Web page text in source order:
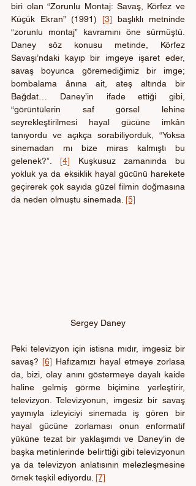
biri olan “Zorunlu Montaj: Savaş, Körfez ve
Küçük Ekran” (1991) [3] başlıklı metninde
“zorunlu montaj” kavramını öne sürmüştü.
Daney söz konusu metinde, Körfez
Savaşı’ndaki kayıp bir imgeye işaret eder,
savaş boyunca göremediğimiz bir imge;
bombalama ânına ait, ateş altında bir
Bağdat… Daney’in ifade ettiği gibi,
“görüntülerin saf görsel lehine
seyrekleştirilmesi hayal gücüne imkân
tanıyordu ve açıkça sorabiliyorduk, “Yoksa
sinemadan mı bize miras kalmıştı bu
gelenek?”. [4] Kuşkusuz zamanında bu
yokluk ya da eksiklik hayal gücünü harekete
geçirerek çok sayıda güzel filmin doğmasına
da neden olmuştu sinemada. [5]
Sergey Daney
Peki televizyon için istisna mıdır, imgesiz bir
savaş? [6] Hafızamızı hayal etmeye zorlasa
da, bizi, olay anını göstermeye dayalı kaide
haline gelmiş görme biçimine yerleştirir,
televizyon. Televizyonun, imgesiz bir savaş
yayınıyla izleyiciyi sinemada iş gören bir
hayal gücüne zorlaması onun enformatif
yüküne tezat bir yaklaşımdı ve Daney’in de
başka metinlerinde belirttiği gibi televizyonun
ya da televizyon anlatısının melezleşmesine
örnek teşkil ediyordu. [7]